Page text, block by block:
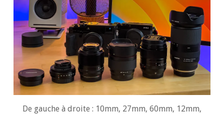
De gauche à droite : 10mm, 27mm, 60mm, 12mm,